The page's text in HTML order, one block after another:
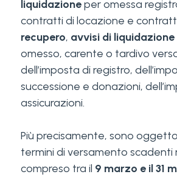
liquidazioneper omessa
contratti di locazione e
recupero, avvisi di liquidazione
omesso, carente o tardivo
dell’imposta di registro,
successione e donazioni,
assicurazioni.
Più precisamente, sono
termini di versamento scadenti
compreso tra il 9 marzo e il 31